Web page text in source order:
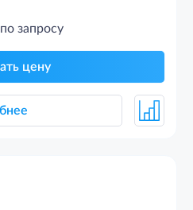
запросу
цену